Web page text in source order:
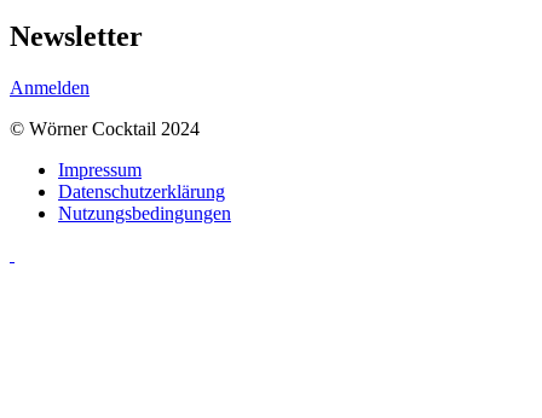
Newsletter
Anmelden
© Wörner Cocktail 2024
Impressum
Datenschutzerklärung
Nutzungsbedingungen